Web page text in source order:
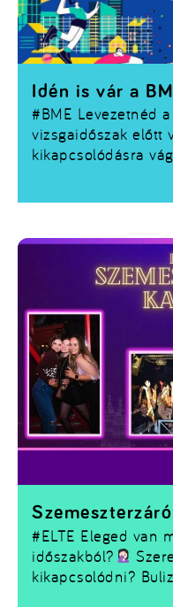
#BME Levezetnéd
vizsgaidőszak előtt
kikapcsolódásra
Idén is vár a
#ELTE Eleged van
időszakból?
kikapcsolódni?